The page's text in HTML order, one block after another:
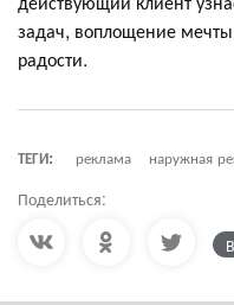
задач, воплощение
радости.
ТЕГИ: реклама наружная
Поделиться: